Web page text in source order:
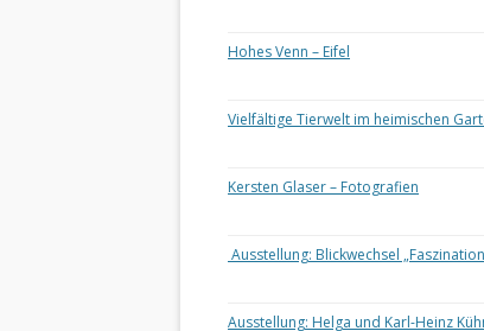
Hohes Venn – Eifel
Vielfältige Tierwelt im heimischen
Kersten Glaser – Fotografien
Ausstellung: Blickwechsel
Ausstellung: Helga und Karl-Heinz